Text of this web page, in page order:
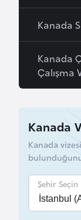
Kanada
Kanada
Çalışma
Kanada
Kanada
Şehir Seçin
r
b
a
y
c
n
B
h
r